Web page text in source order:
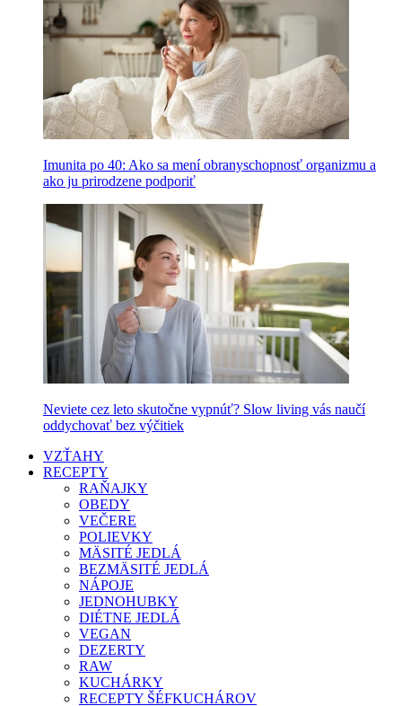
Imunita po 40: Ako sa mení obranyschopnosť organizmu a
ako ju prirodzene podporiť
Neviete cez leto skutočne vypnúť? Slow living vás naučí
oddychovať bez výčitiek
VZŤAHY
RECEPTY
RAŇAJKY
OBEDY
VEČERE
POLIEVKY
MÄSITÉ JEDLÁ
BEZMÄSITÉ JEDLÁ
NÁPOJE
JEDNOHUBKY
DIÉTNE JEDLÁ
VEGAN
DEZERTY
RAW
KUCHÁRKY
RECEPTY ŠÉFKUCHÁROV